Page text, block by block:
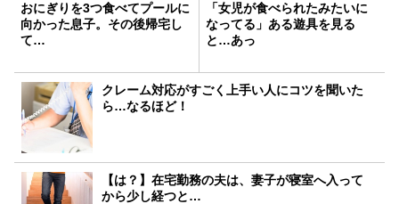
おにぎりを3つ食べてプールに
向かった息子。その後帰宅し
て…
「女児が食べられたみたいに
なってる」ある遊具を見る
と…あっ
クレーム対応がすごく上手い人にコツを聞いた
ら…なるほど！
【は？】在宅勤務の夫は、妻子が寝室へ入って
から少し経つと…